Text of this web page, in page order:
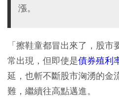
漲。
「擦鞋童都冒出來了，股
常出現，但即使是債券殖利
延，也斬不斷股市洶湧的金
難，繼續往高點邁進。